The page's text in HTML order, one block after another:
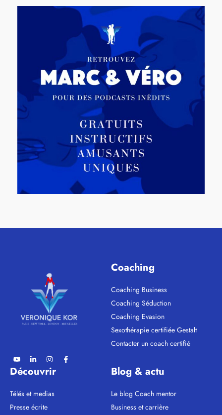
Coaching
Coaching Business
Coaching Séduction
Coaching Evasion
Sexothérapie certifiée Gestalt
Contacter un coach certifié
Découvrir
Télés et medias
Presse écrite
Blog & actu
Le blog Coach mentor
Business et carrière